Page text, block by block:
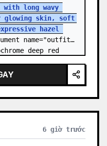
with long wavy
glowing skin, soft
hazel
name="outfit"
deep red
6 giờ trước